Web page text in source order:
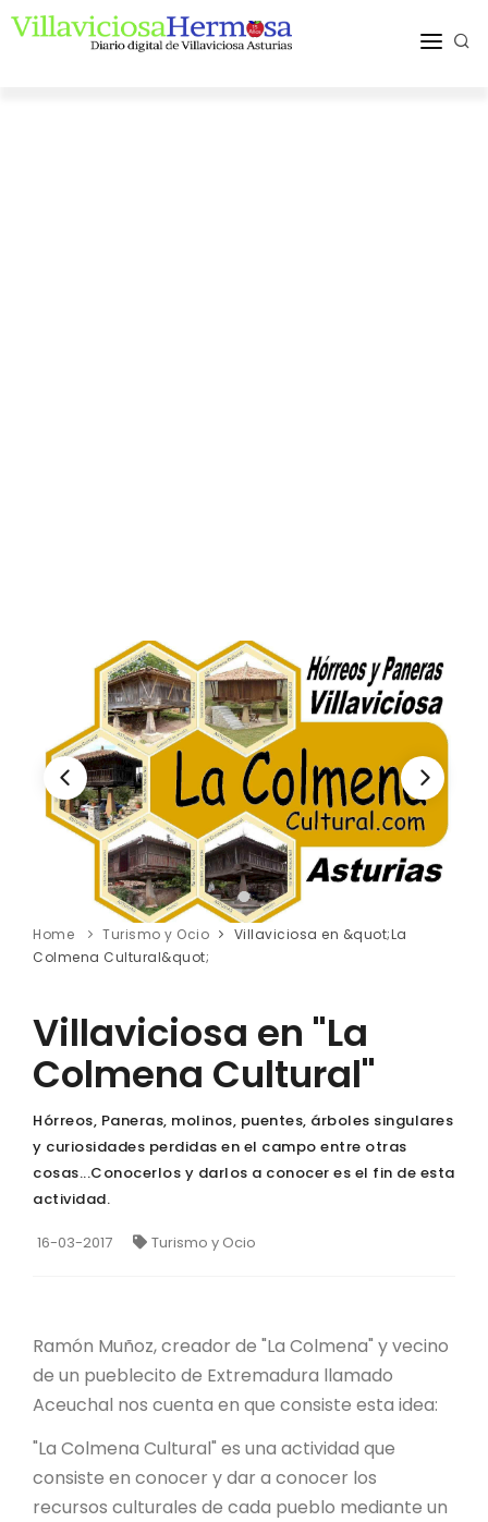
Home Turismo y Ocio
Villaviciosa en &quot;La
Colmena Cultural&quot;
Villaviciosa en "La
Colmena Cultural"
Hórreos, Paneras, molinos, puentes, árboles singulares
y curiosidades perdidas en el campo entre otras
cosas...Conocerlos y darlos a conocer es el fin de esta
actividad.
16-03-2017 Turismo y Ocio
Ramón Muñoz, creador de "La Colmena" y vecino
de un pueblecito de Extremadura llamado
Aceuchal nos cuenta en que consiste esta idea:
"La Colmena Cultural" es una actividad que
consiste en conocer y dar a conocer los
recursos culturales de cada pueblo mediante un